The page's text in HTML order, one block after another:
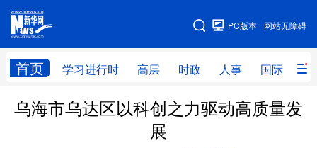
网站无障碍
PC版本
首页 学习进行时 高层 时政 人事 国际 财
网站地图
学习进行时 高层 时政 人事
乌海市乌达区以科创之力驱动高质量发
展